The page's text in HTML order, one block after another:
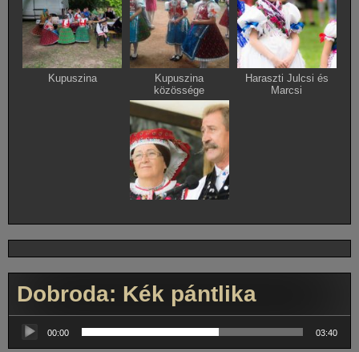
Kupuszina
Kupuszina
közössége
Haraszti Julcsi és
Marcsi
Dobroda: Kék pántlika
lejátszó
00:00 03:40